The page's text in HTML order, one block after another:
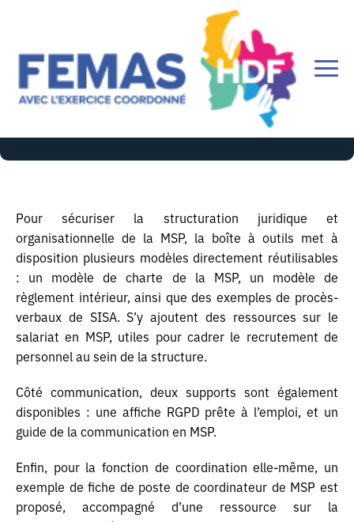
Modèles de documents
Pour sécuriser la structuration juridique et
organisationnelle de la MSP, la boîte à outils met à
disposition plusieurs modèles directement réutilisables
: un modèle de charte de la MSP, un modèle de
règlement intérieur, ainsi que des exemples de procès-
verbaux de SISA. S’y ajoutent des ressources sur le
salariat en MSP, utiles pour cadrer le recrutement de
personnel au sein de la structure.
Côté communication, deux supports sont également
disponibles : une affiche RGPD prête à l’emploi, et un
guide de la communication en MSP.
Enfin, pour la fonction de coordination elle-même, un
exemple de fiche de poste de coordinateur de MSP est
proposé, accompagné d’une ressource sur la